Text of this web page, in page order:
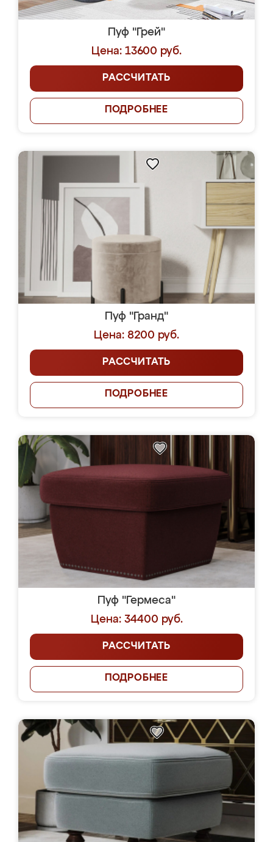
Пуф "Грей"
Цена: 13600 руб.
РАССЧИТАТЬ
ПОДРОБНЕЕ
Пуф "Гранд"
Цена: 8200 руб.
РАССЧИТАТЬ
ПОДРОБНЕЕ
Пуф "Гермеса"
Цена: 34400 руб.
РАССЧИТАТЬ
ПОДРОБНЕЕ